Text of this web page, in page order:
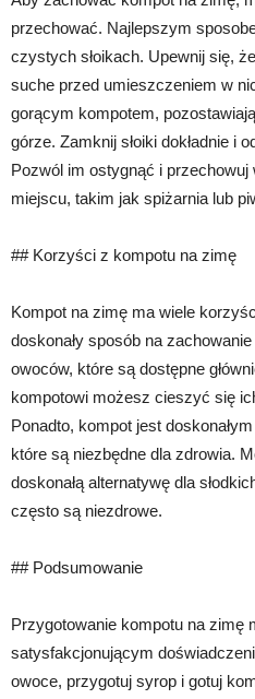
przechować. Najlepszym
czystych słoikach. Upewnij się,
suche przed umieszczeniem w
gorącym kompotem,
górze. Zamknij słoiki dokładnie i
Pozwól im ostygnąć i przechowuj
miejscu, takim jak spiżarnia lub
## Korzyści z kompotu na zimę
Kompot na zimę ma wiele
doskonały sposób na
owoców, które są dostępne
kompotowi możesz cieszyć się
Ponadto, kompot jest
które są niezbędne dla zdrowia.
doskonałą alternatywę dla
często są niezdrowe.
## Podsumowanie
Przygotowanie kompotu na zimę
satysfakcjonującym
owoce, przygotuj syrop i gotuj